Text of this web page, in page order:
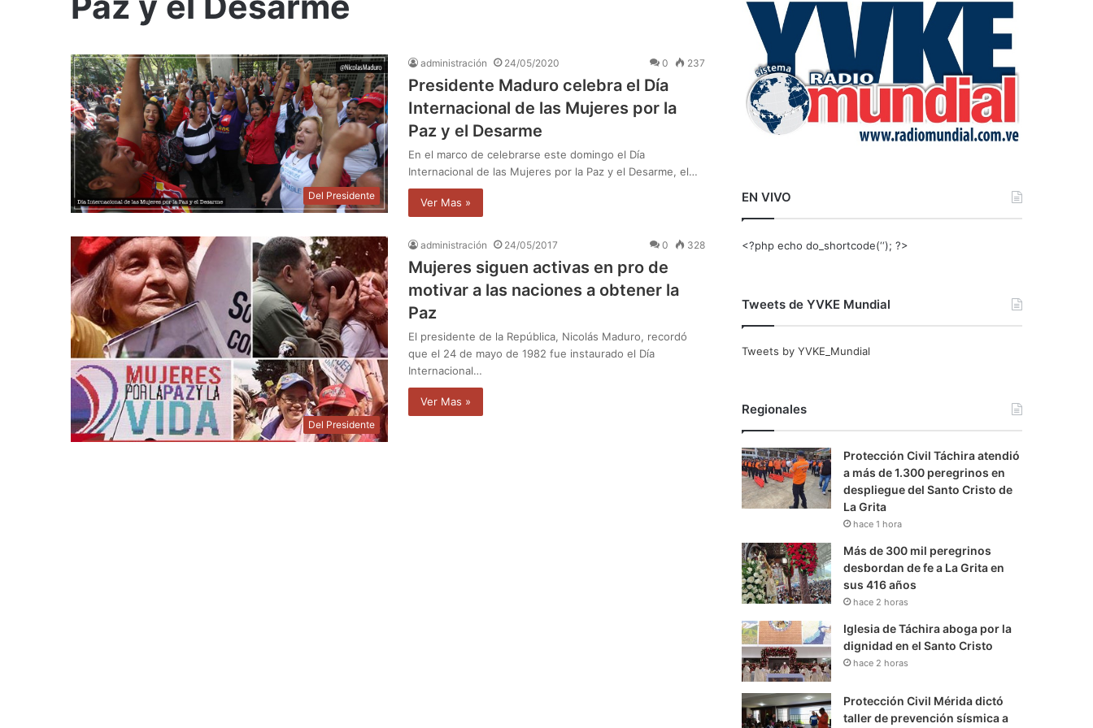
Del Presidente
administración 24/05/2020 0 237
Presidente Maduro celebra el Día
Internacional de las Mujeres por la
Paz y el Desarme
En el marco de celebrarse este domingo el Día
Internacional de las Mujeres por la Paz y el Desarme, el…
Ver Mas »
Del Presidente
administración 24/05/2017 0 328
Mujeres siguen activas en pro de
motivar a las naciones a obtener la
Paz
El presidente de la República, Nicolás Maduro, recordó
que el 24 de mayo de 1982 fue instaurado el Día
Internacional…
Ver Mas »
r
EN VIVO
<?php echo do_shortcode(‘‘); ?>
Tweets de YVKE Mundial
Tweets by YVKE_Mundial
Regionales
Protección Civil Táchira atendió
a más de 1.300 peregrinos en
despliegue del Santo Cristo de
La Grita
hace 1 hora
Más de 300 mil peregrinos
desbordan de fe a La Grita en
sus 416 años
hace 2 horas
Iglesia de Táchira aboga por la
dignidad en el Santo Cristo
hace 2 horas
Protección Civil Mérida dictó
taller de prevención sísmica a